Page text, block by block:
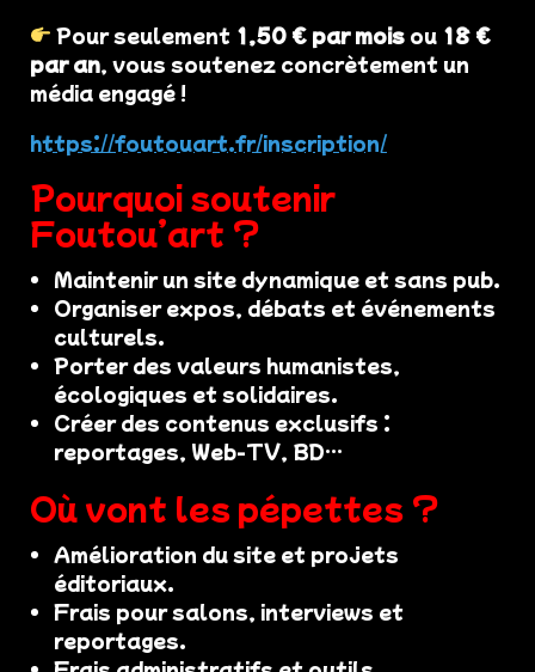
Pour seulement 1,50 € par mois ou 18 €
par an, vous soutenez concrètement un
média engagé !
https://foutouart.fr/inscription/
Pourquoi soutenir
Foutou’art ?
Maintenir un site dynamique et sans pub.
Organiser expos, débats et événements
culturels.
Porter des valeurs humanistes,
écologiques et solidaires.
Créer des contenus exclusifs :
reportages, Web-TV, BD…
Où vont les pépettes ?
Amélioration du site et projets
éditoriaux.
Frais pour salons, interviews et
reportages.